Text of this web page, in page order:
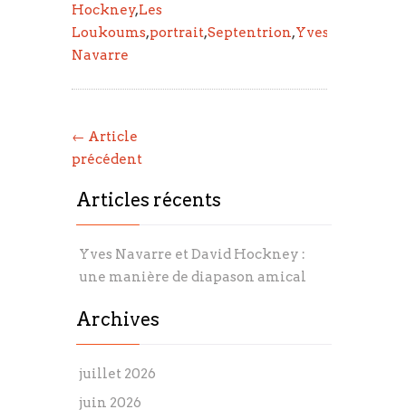
Hockney,Les
Loukoums,portrait,Septentrion,Yves
Navarre
← Article
précédent
Articles récents
Yves Navarre et David Hockney :
une manière de diapason amical
Archives
juillet 2026
juin 2026